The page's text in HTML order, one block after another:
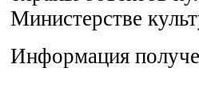
Министерстве
Информация